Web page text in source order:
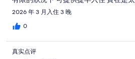
2026 年 3 月入住 3 晚
0
真实点评